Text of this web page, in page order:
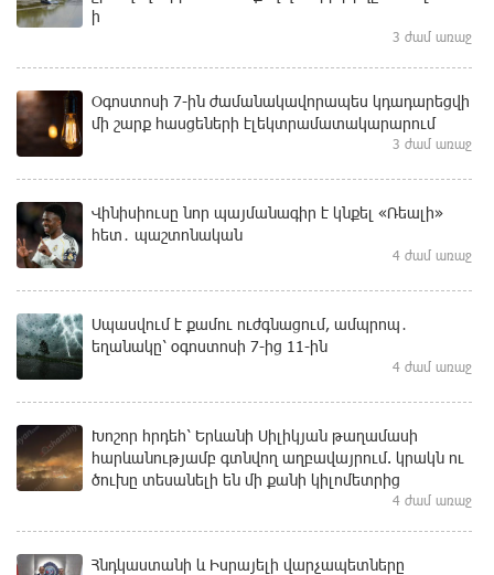
ի
3 ժամ առաջ
Օգոստոսի 7-ին ժամանակավորապես կդադարեցվի
մի շարք հասցեների էլեկտրամատակարարում
3 ժամ առաջ
Վինիսիուսը նոր պայմանագիր է կնքել «Ռեալի»
հետ․ պաշտոնական
4 ժամ առաջ
Սպասվում է քամու ուժգնացում, ամպրոպ․
եղանակը՝ օգոստոսի 7-ից 11-ին
4 ժամ առաջ
Խոշոր հրդեհ՝ Երևանի Սիլիկյան թաղամասի
հարևանությամբ գտնվող աղբավայրում. կրակն ու
ծուխը տեսանելի են մի քանի կիլոմետրից
4 ժամ առաջ
Հնդկաստանի և Իսրայելի վարչապետները